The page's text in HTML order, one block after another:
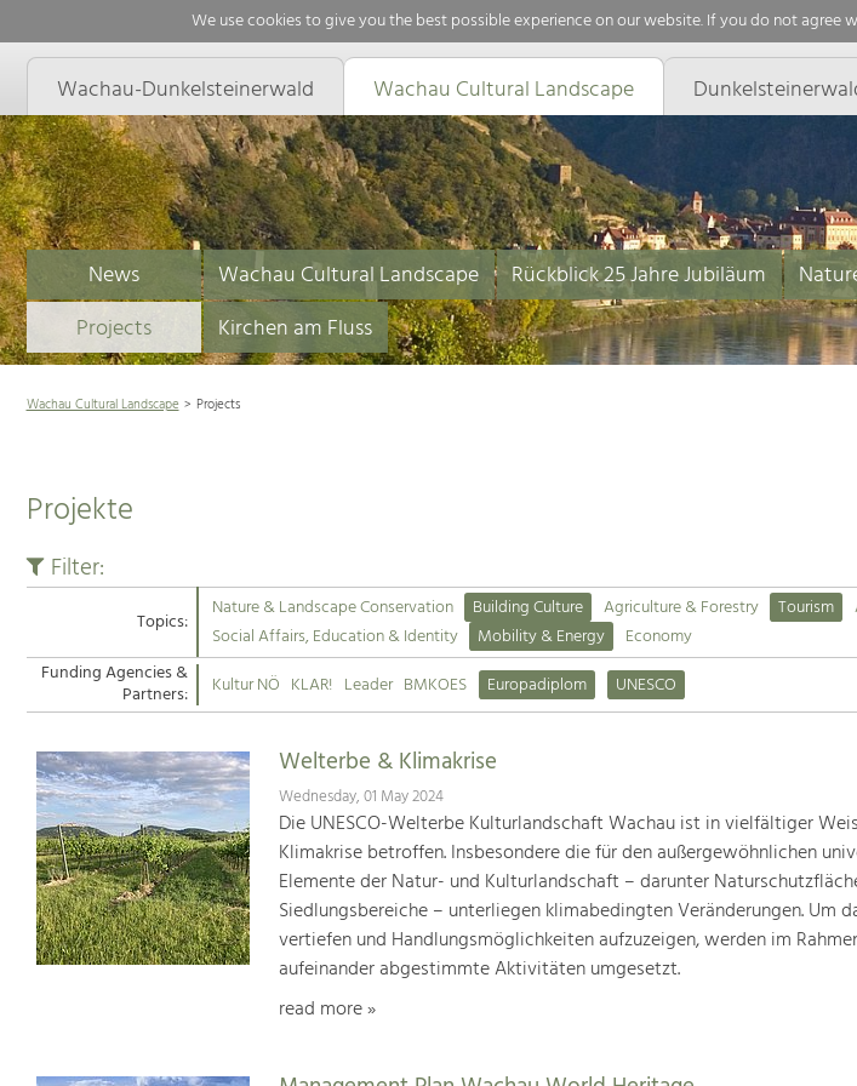
We use cookies to give you the best possible experience on our website. If you do not agree
Wachau-Dunkelsteinerwald Wachau Cultural Landscape
News Wachau Cultural Landscape Rückblick 25 Jahre Jubiläum
Projects
Kirchen am Fluss
Wachau Cultural Landscape Projects
Projekte
Filter:
Topics: Nature & Landscape Conservation Building Culture Agriculture & Forestry Tourism
Social Affairs, Education & Identity
Mobility & Energy
Economy
Funding Agencies &
Partners: Kultur NÖ KLAR! Leader BMKOES Europadiplom UNESCO
Welterbe & Klimakrise
Wednesday, 01 May 2024
Die UNESCO-Welterbe Kulturlandschaft Wachau ist in vielfältiger
Klimakrise betroffen. Insbesondere die für den außergewöhnlichen
Elemente der Natur- und Kulturlandschaft – darunter
Siedlungsbereiche – unterliegen klimabedingten Veränderungen. Um
vertiefen und Handlungsmöglichkeiten aufzuzeigen, werden im
aufeinander abgestimmte Aktivitäten umgesetzt.
read more »